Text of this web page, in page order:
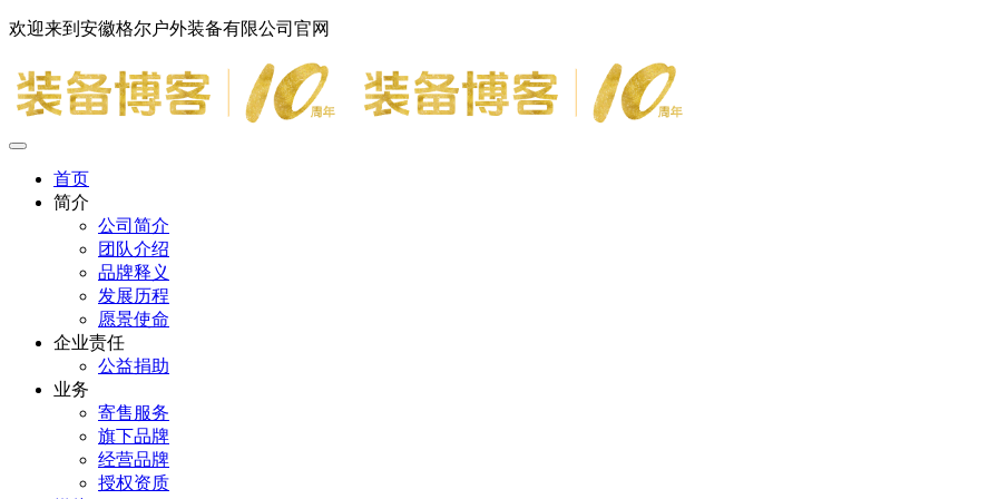
欢迎来到安徽格尔户外装备有限公司官网
首页
简介
公司简介
团队介绍
品牌释义
发展历程
愿景使命
企业责任
公益捐助
业务
寄售服务
旗下品牌
经营品牌
授权资质